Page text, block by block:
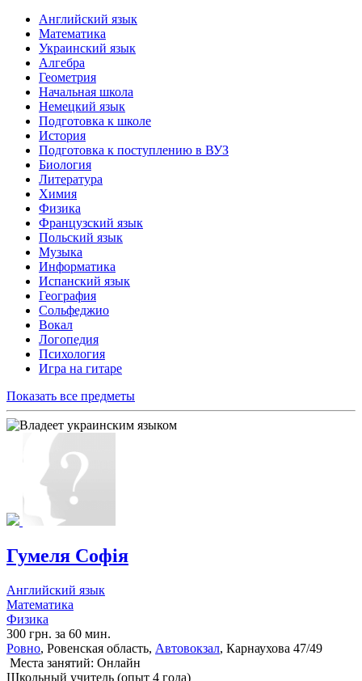
Английский язык
Математика
Украинский язык
Алгебра
Геометрия
Начальная школа
Немецкий язык
Подготовка к школе
История
Подготовка к поступлению в ВУЗ
Биология
Литература
Химия
Физика
Французский язык
Польский язык
Музыка
Информатика
Испанский язык
География
Сольфеджио
Вокал
Логопедия
Психология
Игра на гитаре
Показать все предметы
Гумеля Софія
Английский язык
Математика
Физика
300 грн. за 60 мин.
Ровно, Ровенская область, Автовокзал, Карнаухова 47/49
Места занятий: Онлайн
Школьный учитель (опыт 4 года)